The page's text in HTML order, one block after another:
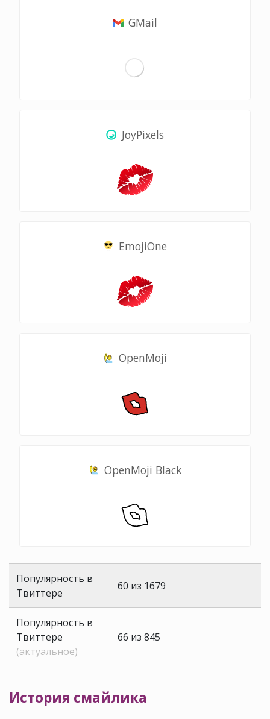
GMail
JoyPixels
EmojiOne
OpenMoji
OpenMoji Black
Популярность в
Твиттере
60 из 1679
Популярность в
Твиттере
(актуальное)
66 из 845
История смайлика